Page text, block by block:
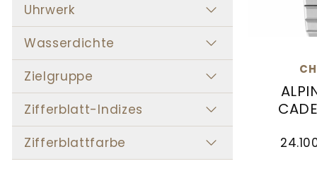
Uhrwerk
Wasserdichte
Zielgruppe
Zifferblatt-Indizes
Zifferblattfarbe